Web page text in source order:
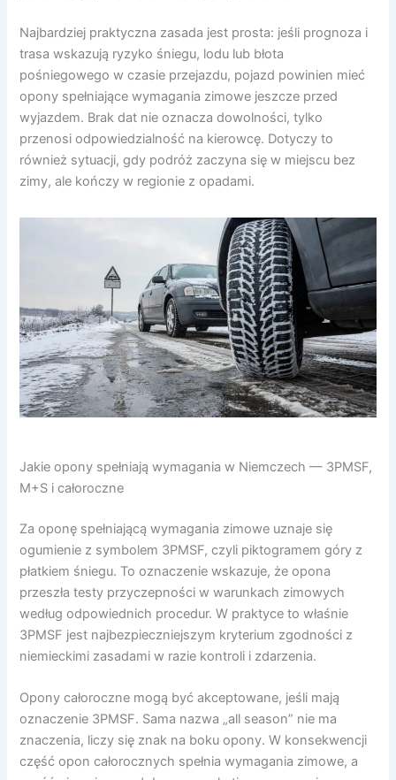
Najbardziej praktyczna zasada jest prosta: jeśli prognoza i
trasa wskazują ryzyko śniegu, lodu lub błota
pośniegowego w czasie przejazdu, pojazd powinien mieć
opony spełniające wymagania zimowe jeszcze przed
wyjazdem. Brak dat nie oznacza dowolności, tylko
przenosi odpowiedzialność na kierowcę. Dotyczy to
również sytuacji, gdy podróż zaczyna się w miejscu bez
zimy, ale kończy w regionie z opadami.
Jakie opony spełniają wymagania w Niemczech — 3PMSF,
M+S i całoroczne
Za oponę spełniającą wymagania zimowe uznaje się
ogumienie z symbolem 3PMSF, czyli piktogramem góry z
płatkiem śniegu. To oznaczenie wskazuje, że opona
przeszła testy przyczepności w warunkach zimowych
według odpowiednich procedur. W praktyce to właśnie
3PMSF jest najbezpieczniejszym kryterium zgodności z
niemieckimi zasadami w razie kontroli i zdarzenia.
Opony całoroczne mogą być akceptowane, jeśli mają
oznaczenie 3PMSF. Sama nazwa „all season” nie ma
znaczenia, liczy się znak na boku opony. W konsekwencji
część opon całorocznych spełnia wymagania zimowe, a